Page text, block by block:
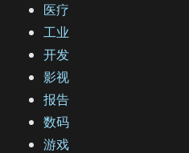
医疗
工业
开发
影视
报告
数码
游戏